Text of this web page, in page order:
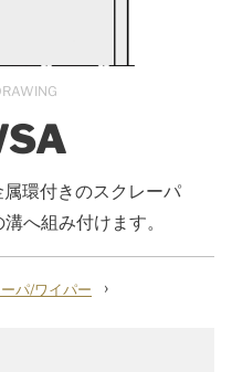
環付きのスクレーパ
へ組み付けます。
パ/ワイパー ›